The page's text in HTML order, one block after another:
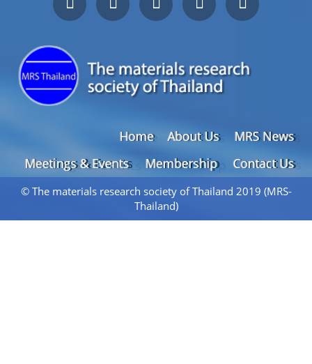
Home About Us
MRS News
Meetings & Events
Membership Contact Us
© The materials research society of Thailand 2019 (MRS-
Thailand)